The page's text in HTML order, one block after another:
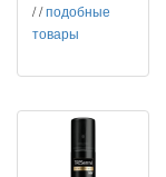
//подобные
товары